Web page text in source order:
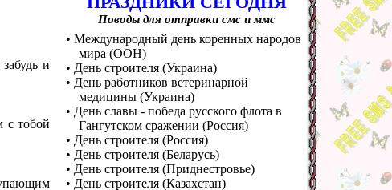
и
с тобой
Поводы для отправки смс и ммс
• Международный день коренных народов
мира (ООН)
• День строителя (Украина)
• День работников ветеринарной
медицины (Украина)
• День славы - победа русского флота в
Гангутском сражении (Россия)
• День строителя (Россия)
• День строителя (Беларусь)
• День строителя (Приднестровье)
• День строителя (Казахстан)